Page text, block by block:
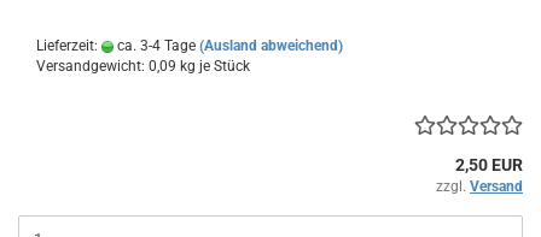
Lieferzeit: ca. 3-4 Tage (Ausland abweichend)
Versandgewicht: 0,09 kg je Stück
2,50 EUR
zzgl. Versand